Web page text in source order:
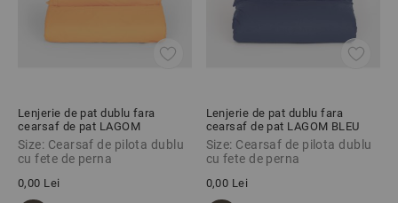
Lenjerie de pat dublu fara
cearsaf de pat LAGOM
PORTOCALIU, 100% bumbac
ranforce, 3 piese
Size: Cearsaf de pilota dublu
cu fete de perna
0,00 Lei
Lenjerie de pat dublu fara
cearsaf de pat LAGOM BLEU
MARINE, 100% bumbac
ranforce, 3 piese
Size: Cearsaf de pilota dublu
cu fete de perna
0,00 Lei